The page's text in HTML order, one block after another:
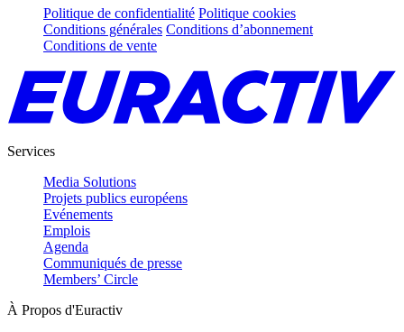
Politique de confidentialité Politique cookies
Conditions générales Conditions d’abonnement
Conditions de vente
Services
Media Solutions
Projets publics européens
Evénements
Emplois
Agenda
Communiqués de presse
Members’ Circle
À Propos d'Euractiv